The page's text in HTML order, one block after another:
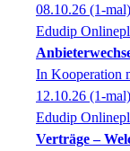
08.10.26 (1-mal)
Edudip
In Kooperation
12.10.26 (1-mal)
Edudip
Verträge –